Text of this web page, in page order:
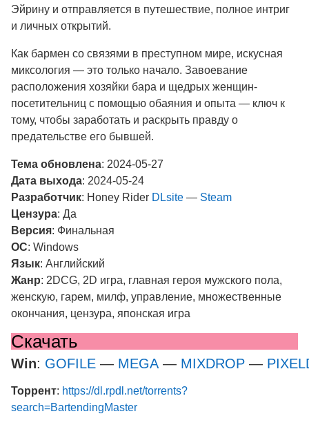
Эйрину и отправляется в путешествие, полное интриг
и личных открытий.
Как бармен со связями в преступном мире, искусная
миксология — это только начало. Завоевание
расположения хозяйки бара и щедрых женщин-
посетительниц с помощью обаяния и опыта — ключ к
тому, чтобы заработать и раскрыть правду о
предательстве его бывшей.
Тема обновлена: 2024-05-27
Дата выхода: 2024-05-24
Разработчик: Honey Rider DLsite — Steam
Цензура: Да
Версия: Финальная
ОС: Windows
Язык: Английский
Жанр: 2DCG, 2D игра, главная героя мужского пола,
женскую, гарем, милф, управление, множественные
окончания, цензура, японская игра
Скачать
Win: GOFILE — MEGA — MIXDROP —
Торрент: https://dl.rpdl.net/torrents?
search=BartendingMaster